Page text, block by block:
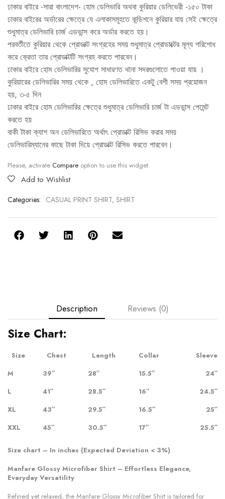
ঢাকার বাইরে -সারা বাংলাদেশ- হোম ডেলিভারি অথবা কুরিয়ার ডেলিভেরী -১৫০ টাকা
ঢাকার বাইরের অর্ডারের ক্ষেত্রে যে এলাকাসমূহতে কন্ডিশনে কুরিয়ার যায় সেই ক্ষেত্রে
শুধুমাত্র ডেলিভারি চার্জ এডভান্স করে অর্ডার করতে হয়।
পরবর্তীতে কুরিয়ার থেকে প্রোডাক্ট সংগ্রহের সময় শুধুমাত্র প্রোডাক্টের মূল্য পরিশোধ
করে ক্রেতা তার প্রোডাক্টটি সংগ্রহ করতে পারবেন।
ঢাকার বাইরে হোম ডেলিভারির সুযোগ সাধারণত থানা সদরগুলোতে পাওয়া যায় ।
কুরিয়ারের ডেলিভারির সময় থেকে , হোম ডেলিভারিতে একটু বেশী সময় প্রয়োজন
হয়, ৩-৫ দিন
ঢাকার বাইরে হোম ডেলিভারির ক্ষেত্রে শুধুমাত্র ডেলিভারি চার্জ টা এডভান্স পেমেন্ট
করতে হয়
বাকী টাকা ক্যাশ অন ডেলিভারিতে অর্থাৎ প্রোডাক্ট রিসিভ করার সময়
ডেলিভারিম্যানের কাছে টাকা দিয়ে প্রোডাক্ট রিসিভ করতে পারবেন।
Please, activate Compare option to use this widget.
Add to Wishlist
Categories: CASUAL PRINT SHIRT, SHIRT
Description Reviews (0)
Size Chart:
Size Chest Length Collar
Sleeve
M
39″ 28″ 15.5″
24″
L
41″ 28.5″ 16″
24.5″
XL
43″ 29.5″ 16.5″
25″
XXL
45″ 30.5″ 17″ 25.5″
Size chart – In inches (Expected Deviation < 3%)
Manfare Glossy Microfiber Shirt – Effortless Elegance,
Everyday Versatility
Refined yet relaxed, the Manfare Glossy Microfiber Shirt is tailored for